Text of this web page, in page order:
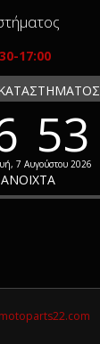
17:00
53
7 Αυγούστου 2026
ΑΝΟΙΧΤΑ